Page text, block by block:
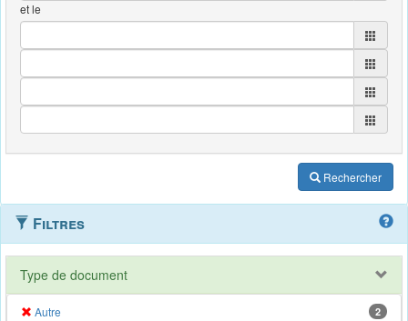
et le
Rechercher
Filtres
Type de document
Autre 2